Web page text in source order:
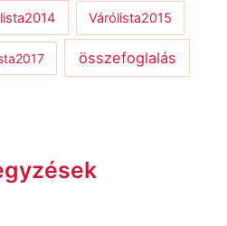
Várólista2015
összefoglalás